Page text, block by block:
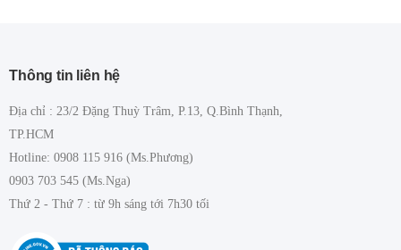
Thông tin liên hệ
Địa chỉ : 23/2 Đặng Thuỳ Trâm, P.13, Q.Bình Thạnh,
TP.HCM
Hotline: 0908 115 916 (Ms.Phương)
0903 703 545 (Ms.Nga)
Thứ 2 - Thứ 7 : từ 9h sáng tới 7h30 tối